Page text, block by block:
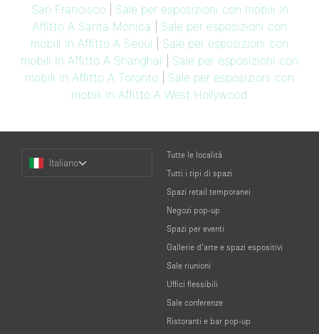
San Francisco| Sale per esposizioni con mobili In
Affitto A Santa Monica
Sale per esposizioni con
mobili In Affitto A Seoul
Sale per esposizioni con
mobili In Affitto A Shanghai
Sale per esposizioni con
mobili In Affitto A Toronto
Sale per esposizioni con
mobili In Affitto A West Hollywood
Language
Italiano
Tutte le località
Tutti i tipi di spazi
Spazi retail temporanei
Negozi pop-up
Spazi per eventi
Gallerie d’arte e spazi espositivi
Sale riunioni
Uffici flessibili
Sale conferenze
Ristoranti e bar pop-up